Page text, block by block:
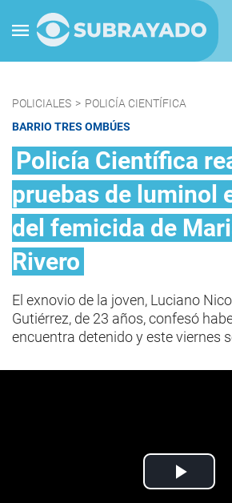
POLICIALES > POLICÍA CIENTÍFICA
BARRIO TRES OMBÚES
Policía Científica
pruebas de luminol
del femicida de
Rivero
El exnovio de la joven, Luciano
Gutiérrez, de 23 años, confesó
encuentra detenido y este viernes
Play